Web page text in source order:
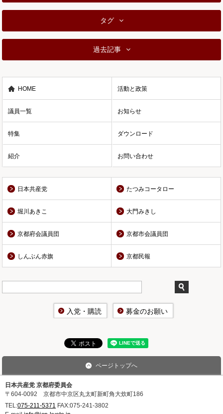
タグ
過去記事
HOME 活動と政策
議員一覧 お知らせ
特集 ダウンロード
紹介 お問い合わせ
日本共産党 たつみコータロー
堀川あきこ 大門みきし
京都府会議員団 京都市会議員団
しんぶん赤旗 京都民報
入党・購読 募金のお願い
ページトップへ
日本共産党 京都府委員会
〒604-0092 京都市中京区丸太町新町角大炊町186
TEL:075-211-5371 FAX:075-241-3802